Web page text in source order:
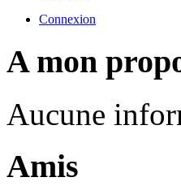
Connexion
A mon
Aucune
Amis